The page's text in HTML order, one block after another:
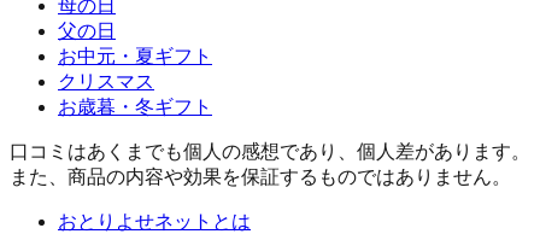
母の日
父の日
お中元・夏ギフト
クリスマス
お歳暮・冬ギフト
口コミはあくまでも個人の感想であり、個人差があります。
また、商品の内容や効果を保証するものではありません。
おとりよせネットとは